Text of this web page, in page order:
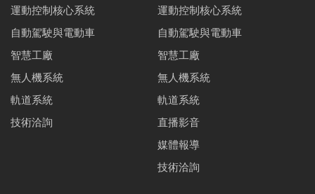
運動控制核心系統
自動駕駛與電動車
智慧工廠
無人機系統
軌道系統
技術洽詢
運動控制核心系統
自動駕駛與電動車
智慧工廠
無人機系統
軌道系統
直播影音
媒體報導
技術洽詢